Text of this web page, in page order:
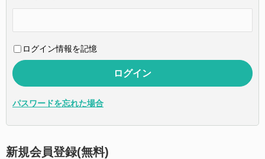
ログイン情報を記憶
パスワードを忘れた場合
新規会員登録(無料)